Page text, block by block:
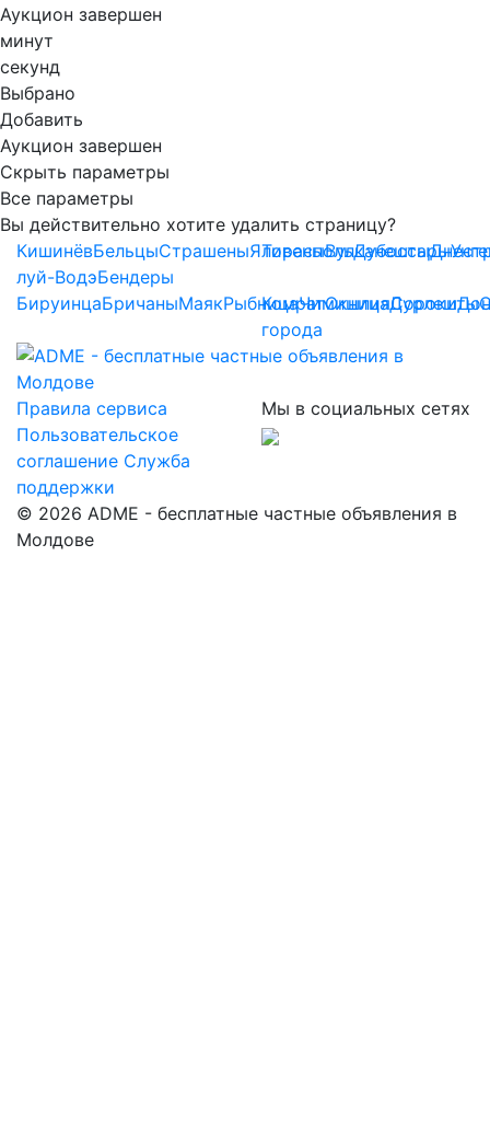
Аукцион завершен
минут
секунд
Выбрано
Добавить
Аукцион завершен
Скрыть параметры
Все параметры
Вы действительно хотите удалить страницу?
КишинёвБельцыСтрашеныЯловеныВулканешты
луй-ВодэБендеры
ТираспольДубоссары
БируинцаБричаныМаякРыбницаЧимишлияСороки
КомратОкницаДурлешты
города
Правила сервиса
Пользовательское
соглашение Служба
поддержки
Мы в социальных сетях
© 2026 ADME - бесплатные частные объявления в
Молдове